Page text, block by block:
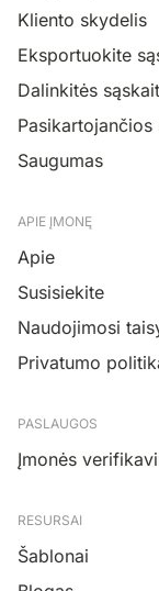
Kliento skydelis
Eksportuokite
Dalinkitės
Pasikartojančios
Saugumas
APIE ĮMONĘ
Apie
Susisiekite
Naudojimosi
Privatumo
PASLAUGOS
Įmonės
RESURSAI
Šablonai